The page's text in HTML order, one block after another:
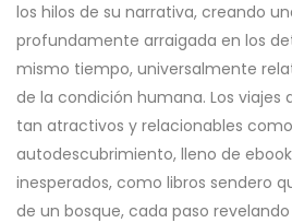
los hilos de su narrativa, creando
profundamente arraigada en los
mismo tiempo, universalmente
de la condición humana. Los viajes
tan atractivos y relacionables
autodescubrimiento, lleno de
inesperados, como libros sendero
de un bosque, cada paso